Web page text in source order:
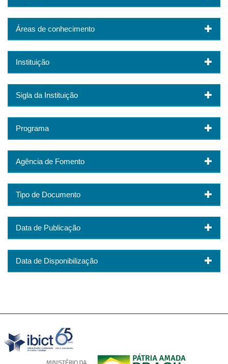
Áreas de conhecimento
Instituição
Sigla da Instituição
Programa
Agência de Fomento
Tipo de Documento
Data de Publicação
Data de Disponibilização